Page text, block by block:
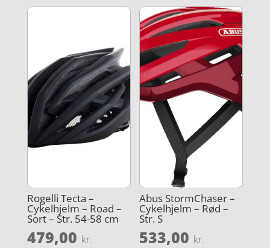
Rogelli Tecta –
Cykelhjelm – Road –
Sort – Str. 54-58 cm
479,00 kr.
Abus StormChaser –
Cykelhjelm – Rød –
Str. S
533,00 kr.